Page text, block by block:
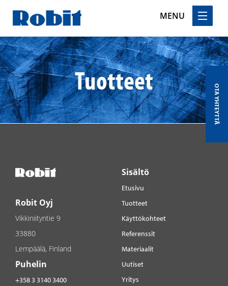
MENU
Skip
to
content
Tuotteet
OTA YHTEYTTÄ
Robit Oyj
Vikkiniityntie 9
33880
Lempäälä, Finland
Puhelin
+358 3 3140 3400
Sisältö
Etusivu
Tuotteet
Käyttökohteet
Referenssit
Materiaalit
Uutiset
Yritys